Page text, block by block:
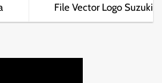
File Vector Logo Suzuki